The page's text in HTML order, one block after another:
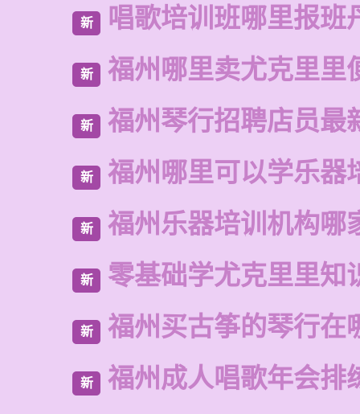
新 唱歌培训班哪里报班
新 福州哪里卖尤克里里
新 福州琴行招聘店员最
新 福州哪里可以学乐器
新 福州乐器培训机构哪
新 零基础学尤克里里知
新 福州买古筝的琴行在
新 福州成人唱歌年会排